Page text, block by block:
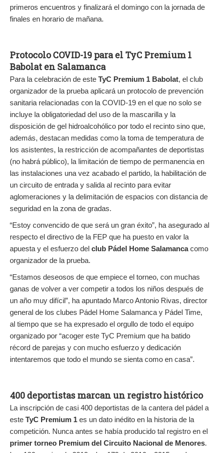
primeros encuentros y finalizará el domingo con la jornada de
finales en horario de mañana.
Protocolo COVID-19 para el TyC Premium 1
Babolat en Salamanca
Para la celebración de este TyC Premium 1 Babolat, el club
organizador de la prueba aplicará un protocolo de prevención
sanitaria relacionadas con la COVID-19 en el que no solo se
incluye la obligatoriedad del uso de la mascarilla y la
disposición de gel hidroalcohólico por todo el recinto sino que,
además, destacan medidas como la toma de temperatura de
los asistentes, la restricción de acompañantes de deportistas
(no habrá público), la limitación de tiempo de permanencia en
las instalaciones una vez acabado el partido, la habilitación de
un circuito de entrada y salida al recinto para evitar
aglomeraciones y la delimitación de espacios con distancia de
seguridad en la zona de gradas.
“Estoy convencido de que será un gran éxito”, ha asegurado al
respecto el directivo de la FEP que ha puesto en valor la
apuesta y el esfuerzo del club Pádel Home Salamancacomo
organizador de la prueba.
“Estamos deseosos de que empiece el torneo, con muchas
ganas de volver a ver competir a todos los niños después de
un año muy difícil”, ha apuntado Marco Antonio Rivas, director
general de los clubes Pádel Home Salamanca y Pádel Time,
al tiempo que se ha expresado el orgullo de todo el equipo
organizado por “acoger este TyC Premium que ha batido
récord de parejas y con mucho esfuerzo y dedicación
intentaremos que todo el mundo se sienta como en casa”.
400 deportistas marcan un registro histórico
La inscripción de casi 400 deportistas de la cantera del pádel a
este TyC Premium 1 es un dato inédito en la historia de la
competición. Nunca antes se había producido tal registro en el
primer torneo Premium del Circuito Nacional de Menores.